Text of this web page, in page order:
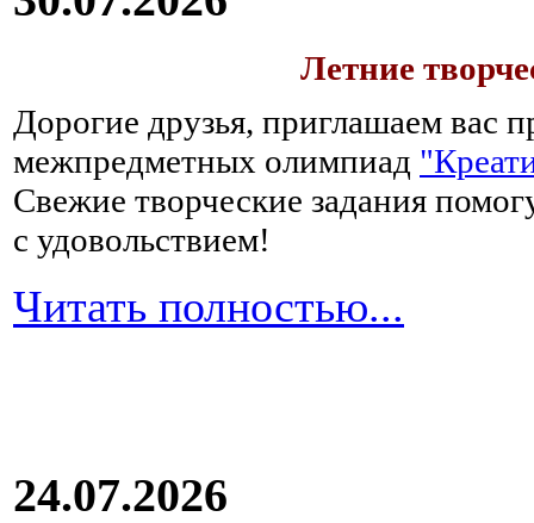
Летние
Дорогие друзья, приглашаем вас
межпредметных олимпиад
Свежие творческие задания
с удовольствием!
Читать полностью...
24.07.2026